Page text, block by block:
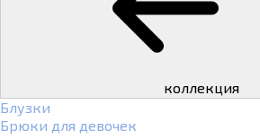
коллекция
Блузки
Брюки для девочек